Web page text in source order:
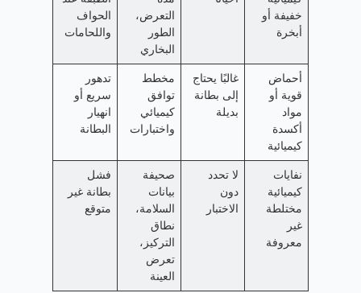
خفيفة أو
أبخرة
التعرض،
الطور
البخاري
الحواف
واللحامات
أحماض
قوية أو
مواد
أكسدة
كيميائية
غالبًا يحتاج
إلى بطانة
بديلة
مخطط
توافق
كيميائي
واختبارات
تدهور
سريع أو
انهيار
البطانة
نفايات
كيميائية
مختلطة
غير
معروفة
لا تحدد
دون
الاختبار
صحيفة
بيانات
السلامة،
نطاق
التركيز،
تعرض
العينة
فشل
بطانة غير
متوقع